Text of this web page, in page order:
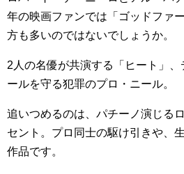
年の映画ファンでは「ゴッドファ
方も多いのではないでしょうか。
2人の名優が共演する「ヒート」
ールを守る犯罪のプロ・ニール。
追いつめるのは、パチーノ演じる
セント。プロ同士の駆け引きや、
作品です。